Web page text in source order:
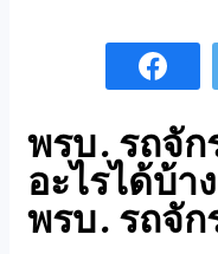
พรบ. รถจั
อะไรได้บ้า
พรบ. รถจั